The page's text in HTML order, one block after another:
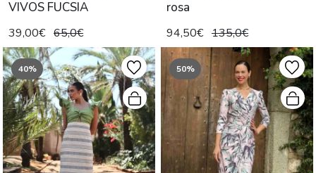
VIVOS FUCSIA
39,00€ 65,0€
rosa
94,50€ 135,0€
40% 50%